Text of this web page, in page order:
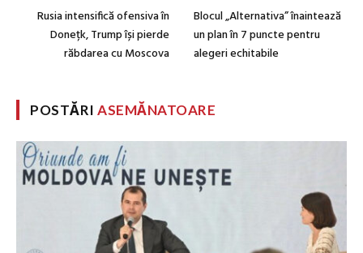
Rusia intensifică ofensiva în
Donețk, Trump își pierde
răbdarea cu Moscova
Blocul „Alternativa” înaintează
un plan în 7 puncte pentru
alegeri echitabile
POSTĂRIASEMĂNATOARE